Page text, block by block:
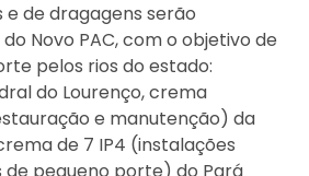
de dragagens serão
Novo PAC, com o objetivo de
pelos rios do estado:
do Lourenço, crema
e manutenção) da
de 7 IP4 (instalações